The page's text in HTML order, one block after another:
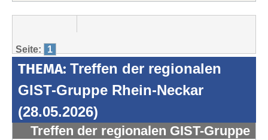
Seite: 1
THEMA: Treffen der regionalen
GIST-Gruppe Rhein-Neckar
(28.05.2026)
Treffen der regionalen GIST-Gruppe